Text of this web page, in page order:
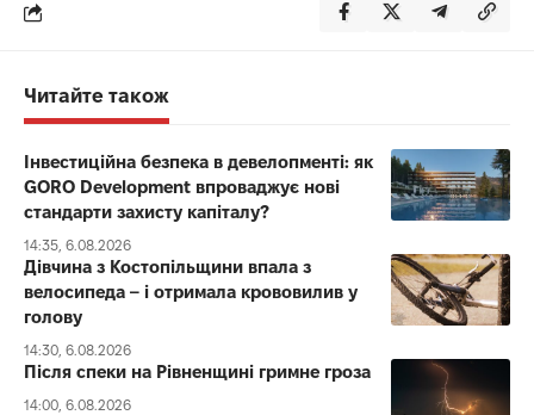
Читайте також
Інвестиційна безпека в девелопменті: як
GORO Development впроваджує нові
стандарти захисту капіталу?
14:35, 6.08.2026
Дівчина з Костопільщини впала з
велосипеда – і отримала крововилив у
голову
14:30, 6.08.2026
Після спеки на Рівненщині гримне гроза
14:00, 6.08.2026